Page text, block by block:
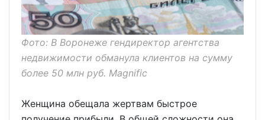
Фото: В Воронеже гендиректор агентства
недвижимости обманула клиентов на сумму
более 50 млн руб. Magnific
Женщина обещала жертвам быстрое